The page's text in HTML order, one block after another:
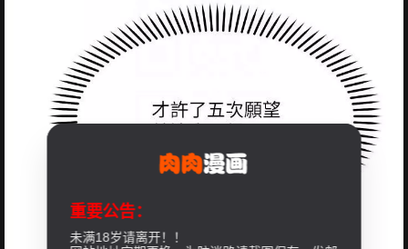
重要公告：
未满18岁请离开！！